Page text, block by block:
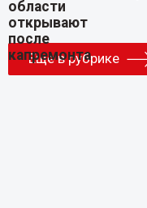
Еще в рубрике